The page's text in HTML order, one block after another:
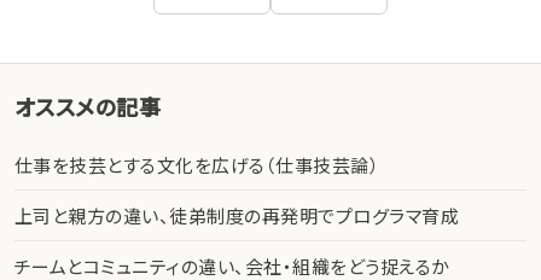
オススメの記事
仕事を技芸とする文化を広げる（仕事技芸論）
上司と親方の違い、徒弟制度の再発明でプログラマ育成
チームとコミュニティの違い、会社・組織をどう捉えるか